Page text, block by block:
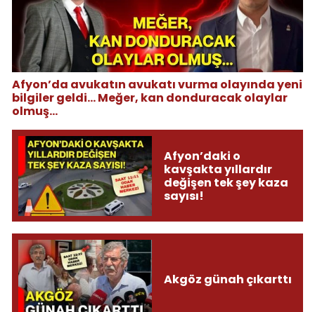
Afyon’da avukatın avukatı vurma olayında yeni
bilgiler geldi... Meğer, kan donduracak olaylar
olmuş...
Afyon’daki o
kavşakta yıllardır
değişen tek şey kaza
sayısı!
Akgöz günah çıkarttı